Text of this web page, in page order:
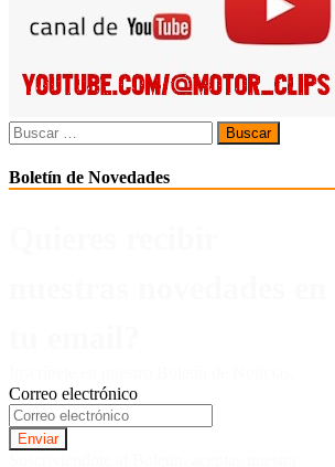
Buscar:
Boletín de Novedades
Correo electrónico